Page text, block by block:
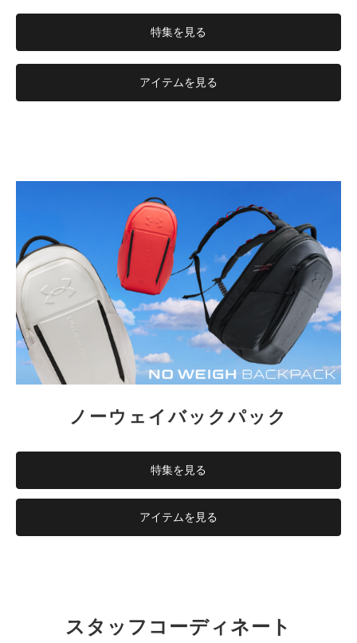
特集を見る
アイテムを見る
ノーウェイバックパック
特集を見る
アイテムを見る
スタッフコーディネート